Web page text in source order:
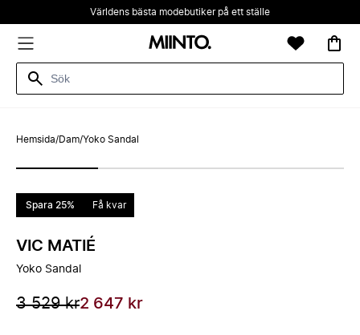
Världens bästa modebutiker på ett ställe
Hemsida/Dam/Yoko Sandal
Spara 25% Få kvar
VIC MATIÉ
Yoko Sandal
3 529 kr2 647 kr